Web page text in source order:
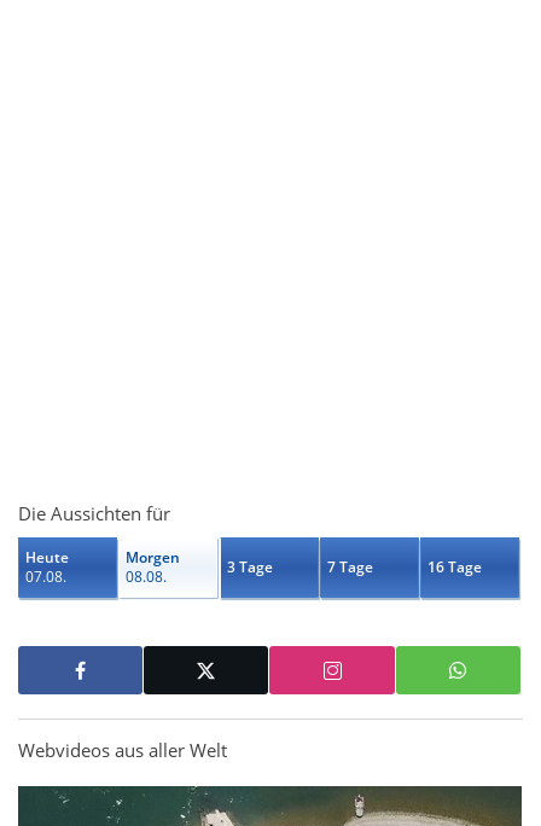
Die Aussichten für
Heute
07.08.
Morgen
08.08.
3 Tage 7 Tage 16 Tage
Webvideos aus aller Welt